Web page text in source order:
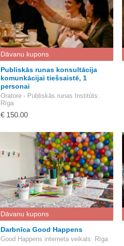
Dāvanu kupons
Publiskās runas konsultācija
komunkācijai tiešsaistē, 1
personai
Oratore - Publiskās runas Institūts:
Rīga
€ 150.00
Dāvanu kupons
Darbnīca Good Happens
Good Happens interneta veikals: Rīga